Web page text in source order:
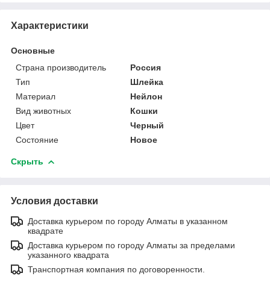
Характеристики
Основные
Страна производитель
Россия
Тип
Шлейка
Материал
Нейлон
Вид животных
Кошки
Цвет
Черный
Состояние
Новое
Скрыть
Условия доставки
Доставка курьером по городу Алматы в указанном
квадрате
Доставка курьером по городу Алматы за пределами
указанного квадрата
Транспортная компания по договоренности.